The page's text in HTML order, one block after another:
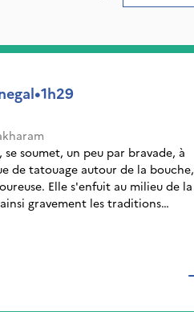
•1h29
soumet, un peu par bravade, à
de tatouage autour de la bouche,
Elle s'enfuit au milieu de la
gravement les traditions
lors, la jeune fille confinée dans
violente vis-à-vis des jeunes
ses parents à l'attacher jour et
se laisse convaincre de la